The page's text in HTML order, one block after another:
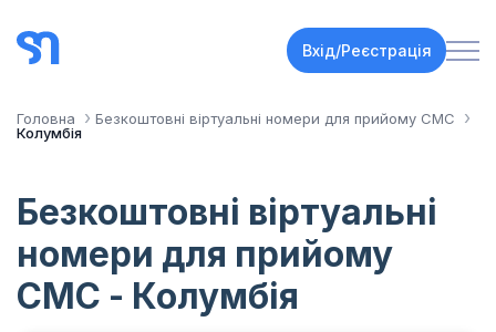
Вхід/Реєстрація
Головна
Безкоштовні віртуальні номери для прийому СМС
Колумбія
Безкоштовні віртуальні
номери для прийому
СМС - Колумбія